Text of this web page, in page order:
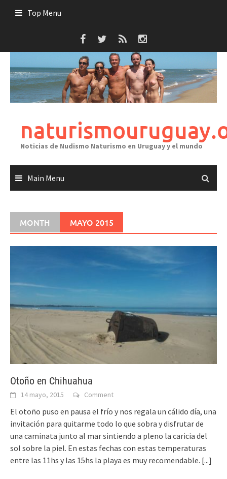
Top Menu
Noticias de Nudismo Naturismo en Uruguay y el mundo
Main Menu
MONTH MAYO 2015
Otoño en Chihuahua
14 mayo, 2015 Comment
El otoño puso en pausa el frío y nos regala un cálido día, una
invitación para quitarme todo lo que sobra y disfrutar de
una caminata junto al mar sintiendo a pleno la caricia del
sol sobre la piel. En estas fechas con estas temperaturas
entre las 11hs y las 15hs la playa es muy recomendable. [...]